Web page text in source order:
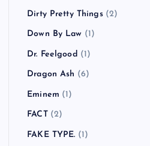
Dirty Pretty Things(2)
Down By Law (1)
Dr. Feelgood (1)
Dragon Ash (6)
Eminem (1)
FACT(2)
FAKE TYPE. (1)